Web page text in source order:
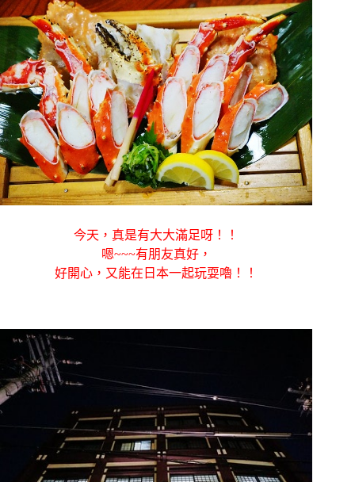
今天，真是有大大滿足呀！！
嗯~~~有朋友真好，
好開心，又能在日本一起玩耍嚕！！